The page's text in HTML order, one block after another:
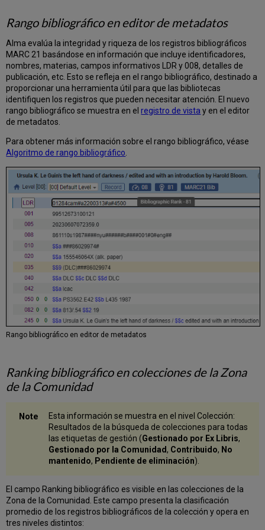
Rango bibliográfico en editor de metadatos
Alma evalúa la integridad y riqueza de los registros bibliográficos
MARC 21 basándose en información que incluye identificadores,
nombres, materias, campos informativos LDR y 008, detalles de
publicación, etc. Esto se refleja en el rango bibliográfico, destinado a
proporcionar una herramienta útil para que las bibliotecas
identifiquen los registros que pueden necesitar atención. El nuevo
rango bibliográfico se muestra en elregistro de vista y en el editor
de metadatos.
Para obtener más información sobre el rango bibliográfico, véase
Algoritmo de rango bibliográfico
Rango bibliográfico en editor de metadatos
Ranking bibliográfico en colecciones de la Zona
de la Comunidad
Esta información se muestra en el nivel Colección:
Resultados de la búsqueda de colecciones para todas
las etiquetas de gestión (Gestionado por Ex Libris,
Gestionado por la Comunidad, Contribuido, No
mantenido, Pendiente de eliminación).
El campo Ranking bibliográfico es visible en las colecciones de la
Zona de la Comunidad. Este campo presenta la clasificación
promedio de los registros bibliográficos de la colección y opera en
tres niveles distintos: